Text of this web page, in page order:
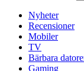
Nyheter
Recensioner
Mobiler
TV
Bärbara
Gaming